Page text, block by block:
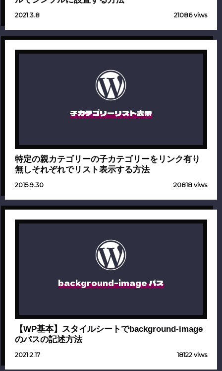
2021.3.8 21086 viws
子カテゴリーリスト表示
特定の親カテゴリーの子カテゴリーをリンク有り
無しそれぞれでリスト表示する方法
2015.9.30 20818 viws
background-image パス
【WP基本】スタイルシートでbackground-image
のパスの記述方法
2021.2.17 18122 viws